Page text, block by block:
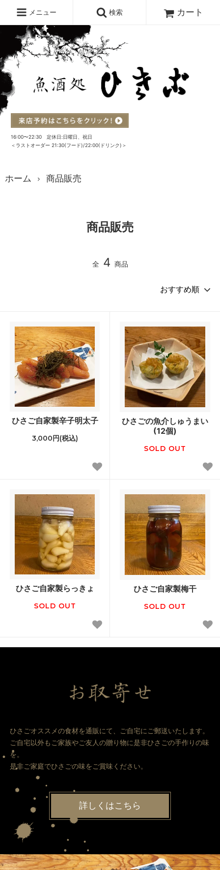
16:00〜22:30 定休日:日曜日、祝日
＜ラストオーダー 21:30(フード)/22:00(ドリンク)＞
メニュー 検索 カート
ホーム 商品販売
商品販売
全 4 商品
ひさご自家製辛子明太子
3,000円(税込)
ひさごの魚介しゅうまい
(12個)
SOLD OUT
ひさご自家製らっきょ
SOLD OUT
ひさご自家製梅干
SOLD OUT
ひさごオススメの食材を通販にて、ご自宅にご郵送いたします。
ご自宅以外もご家族やご友人の贈り物に是非ひさごの手作りの味
を。
是非ご家庭でひさごの味をご賞味ください。
詳しくはこちら